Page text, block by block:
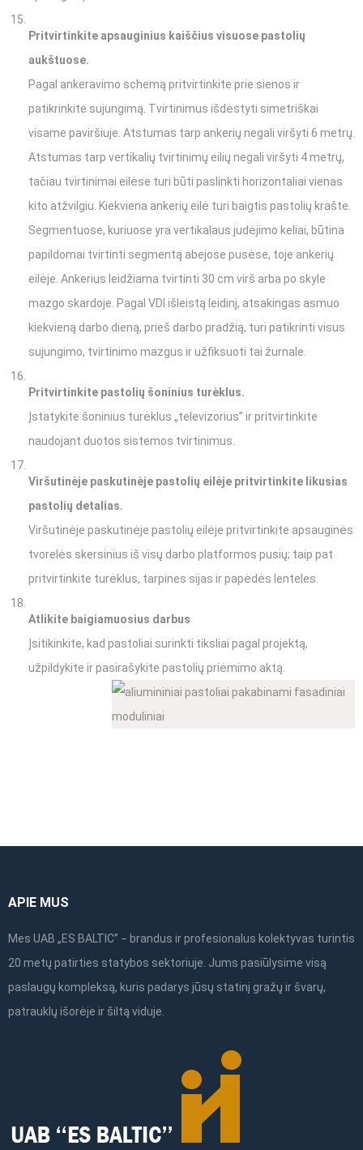
Pritvirtinkite apsauginius kaiščius visuose pastolių
aukštuose.
Pagal ankeravimo schemą pritvirtinkite prie sienos ir
patikrinkite sujungimą. Tvirtinimus išdėstyti simetriškai
visame paviršiuje. Atstumas tarp ankerių negali viršyti 6 metrų.
Atstumas tarp vertikalių tvirtinimų eilių negali viršyti 4 metrų,
tačiau tvirtinimai eilėse turi būti paslinkti horizontaliai vienas
kito atžvilgiu. Kiekviena ankerių eilė turi baigtis pastolių krašte.
Segmentuose, kuriuose yra vertikalaus judėjimo keliai, būtina
papildomai tvirtinti segmentą abejose pusėse, toje ankerių
eilėje. Ankerius leidžiama tvirtinti 30 cm virš arba po skyle
mazgo skardoje. Pagal VDI išleistą leidinį, atsakingas asmuo
kiekvieną darbo dieną, prieš darbo pradžią, turi patikrinti visus
sujungimo, tvirtinimo mazgus ir užfiksuoti tai žurnale.
Pritvirtinkite pastolių šoninius turėklus.
Įstatykite šoninius turėklus „televizorius” ir pritvirtinkite
naudojant duotos sistemos tvirtinimus.
Viršutinėje paskutinėje pastolių eilėje pritvirtinkite likusias
pastolių detalias.
Viršutinėje paskutinėje pastolių eilėje pritvirtinkite apsauginės
tvorelės skersinius iš visų darbo platformos pusių; taip pat
pritvirtinkite turėklus, tarpines sijas ir papėdės lenteles.
Atlikite baigiamuosius darbus
Įsitikinkite, kad pastoliai surinkti tiksliai pagal projektą,
užpildykite ir pasirašykite pastolių priėmimo aktą.
APIE MUS
Mes UAB „ES BALTIC” − brandus ir profesionalus kolektyvas turintis
20 metų patirties statybos sektoriuje. Jums pasiūlysime visą
paslaugų kompleksą, kuris padarys jūsų statinį gražų ir švarų,
patrauklų išorėje ir šiltą viduje.